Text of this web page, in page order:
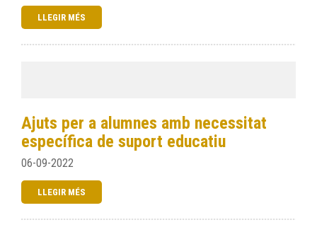
LLEGIR MÉS
Ajuts per a alumnes amb necessitat
específica de suport educatiu
06-09-2022
LLEGIR MÉS